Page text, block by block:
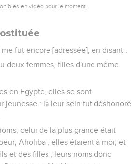
en vidéo pour le moment.
fut encore [adressée], en disant :
deux femmes, filles d'une même
en Egypte, elles se sont
jeunesse : là leur sein fut déshonoré
celui de la plus grande était
Aholiba ; elles étaient à moi, et
et des filles ; leurs noms donc